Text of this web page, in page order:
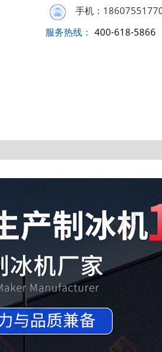
手机：
服务热线： 400-618-5866